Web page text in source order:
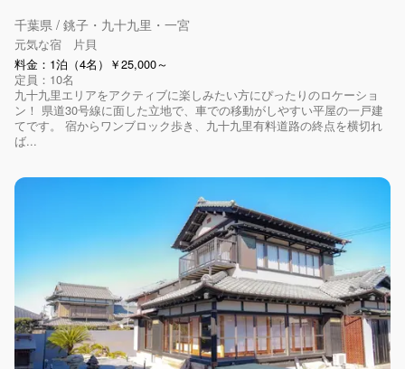
千葉県 / 銚子・九十九里・一宮
元気な宿 片貝
料金：1泊（4名）￥25,000～
定員：10名
九十九里エリアをアクティブに楽しみたい方にぴったりのロケーショ
ン！ 県道30号線に面した立地で、車での移動がしやすい平屋の一戸建
てです。 宿からワンブロック歩き、九十九里有料道路の終点を横切れ
ば...